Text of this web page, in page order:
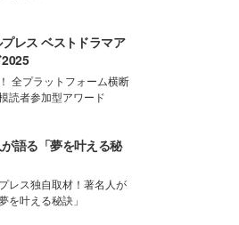
レス ベストドラマア
全プラットフォーム横断
読者参加型アワード
語る「夢を叶える秘
レス独自取材！著名人が
を叶える秘訣」